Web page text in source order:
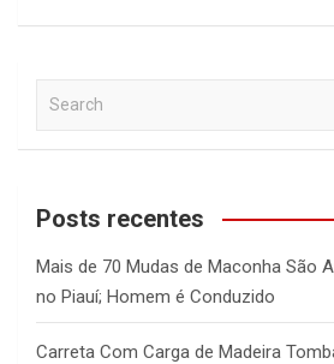
a
c
Posts recentes
Mais de 70 Mudas de Maconha São
no Piauí; Homem é Conduzido
Carreta Com Carga de Madeira